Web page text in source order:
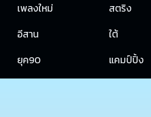
เพลงใหม่
สตริง
อีสาน
ใต้
ยุค90 แคมป์ปิ้ง